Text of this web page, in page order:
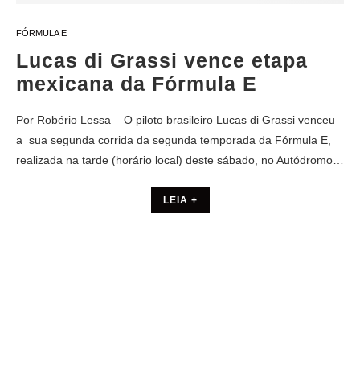
FÓRMULA E
Lucas di Grassi vence etapa
mexicana da Fórmula E
Por Robério Lessa – O piloto brasileiro Lucas di Grassi venceu
a sua segunda corrida da segunda temporada da Fórmula E,
realizada na tarde (horário local) deste sábado, no Autódromo…
LEIA +